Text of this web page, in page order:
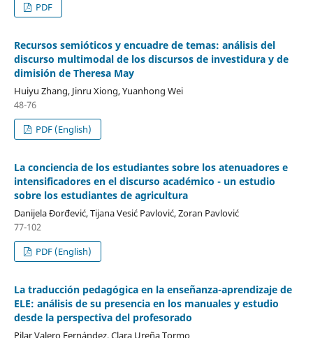
PDF
Recursos semióticos y encuadre de temas: análisis del
discurso multimodal de los discursos de investidura y de
dimisión de Theresa May
Huiyu Zhang, Jinru Xiong, Yuanhong Wei
48-76
PDF (English)
La conciencia de los estudiantes sobre los atenuadores e
intensificadores en el discurso académico - un estudio
sobre los estudiantes de agricultura
Danijela Đorđević, Tijana Vesić Pavlović, Zoran Pavlović
77-102
PDF (English)
La traducción pedagógica en la enseñanza-aprendizaje de
ELE: análisis de su presencia en los manuales y estudio
desde la perspectiva del profesorado
Pilar Valero Fernández, Clara Ureña Tormo